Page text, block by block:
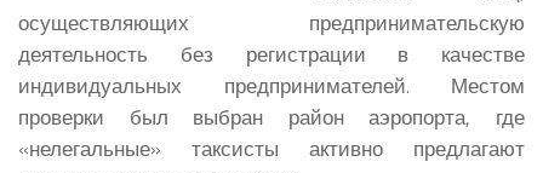
осуществляющих предпринимательскую
деятельность без регистрации в качестве
индивидуальных предпринимателей. Местом
проверки был выбран район аэропорта, где
«нелегальные» таксисты активно предлагают